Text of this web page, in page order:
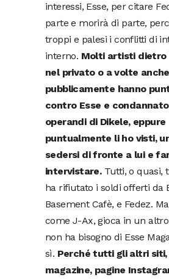
interessi, Esse, per citare
parte e morirà di parte,
troppi e palesi i conflitti di
interno. Molti artisti dietro
nel privato o a volte anche
pubblicamente hanno
contro Esse e
operandi di Dikele, eppure
puntualmente li ho visti,
sedersi di fronte a lui e
intervistare.Tutti, o quasi,
ha rifiutato i soldi offerti da
Basement Cafè, e Fedez.
come J-Ax, gioca in un
non ha bisogno di Esse
sì. Perché tutti gli altri siti,
magazine, pagine